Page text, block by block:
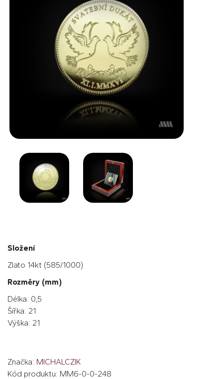
Složení
Zlato 14kt (585/1000)
Rozměry (mm)
Délka: 0,5
Šířka: 21
Výška: 21
Značka: MICHALCZIK
Kód produktu: MM6-0-0-248